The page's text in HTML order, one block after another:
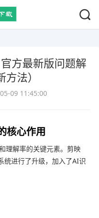
方最新版问题解
法）
09 11:45:00
核心作用
理解率的关键元素。剪映
统进行了升级，加入了AI识